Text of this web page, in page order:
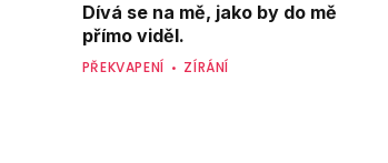
Dívá se na mě, jako by do mě
přímo viděl.
PŘEKVAPENÍ ZÍRÁNÍ